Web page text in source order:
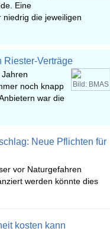
Eine
niedrig die jeweiligen
Riester-Verträge
Bild: BMAS
noch knapp
war die
Neue Pflichten für
vor Naturgefahren
werden könnte dies
kosten kann